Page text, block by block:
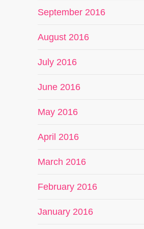
September 2016
August 2016
July 2016
June 2016
May 2016
April 2016
March 2016
February 2016
January 2016